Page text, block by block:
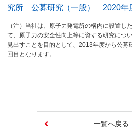
究所 公募研究（一般） 2020年
（注）当社は、原子力発電所の構内に設置し
て、原子力の安全性向上等に資する研究につ
見出すことを目的として、2013年度から公募
回目となります。
一覧へ戻る